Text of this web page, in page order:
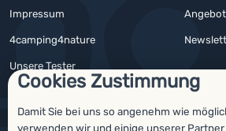
Cookies Zustimmung
Damit Sie bei uns so angenehm wie
verwenden wir und einige unserer Partner
Impressum
4camping4nature
Unsere Tester